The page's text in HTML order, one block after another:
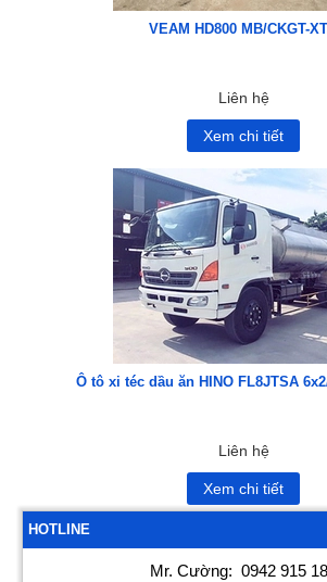
VEAM HD800 MB/CKGT-
Liên hệ
Xem chi tiết
Ô tô xi téc dầu ăn HINO FL8JTSA
Liên hệ
Xem chi tiết
HOTLINE
Mr. Cường: 0942 915